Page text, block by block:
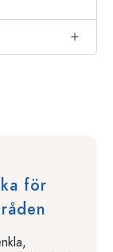
för